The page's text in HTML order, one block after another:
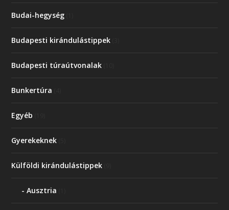
Budai-hegység
Budapesti kirándulástippek
Budapesti túraútvonalak
Bunkertúra
Egyéb
Gyerekeknek
Külföldi kirándulástippek
Ausztria